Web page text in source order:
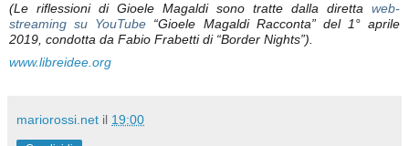
(Le riflessioni di Gioele Magaldi sono tratte dalla diretta web-
streaming su YouTube “Gioele Magaldi Racconta” del 1° aprile
2019, condotta da Fabio Frabetti di “Border Nights”).
www.libreidee.org
mariorossi.net il 19:00